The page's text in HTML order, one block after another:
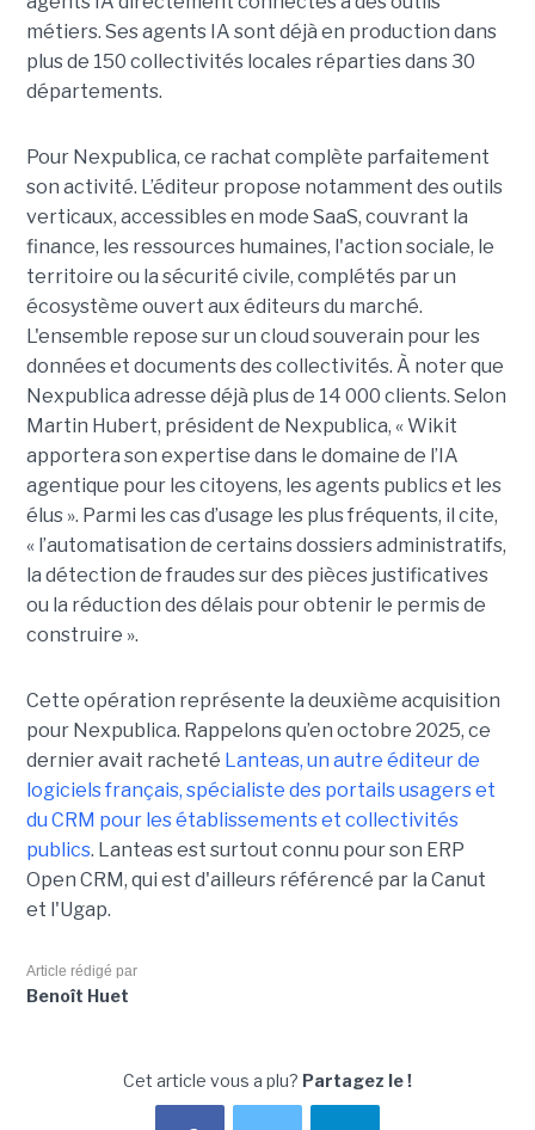
métiers. Ses agents IA sont déjà en production dans
plus de 150 collectivités locales réparties dans 30
départements.
Pour Nexpublica, ce rachat complète parfaitement
son activité. L’éditeur propose notamment des outils
verticaux, accessibles en mode SaaS, couvrant la
finance, les ressources humaines, l'action sociale, le
territoire ou la sécurité civile, complétés par un
écosystème ouvert aux éditeurs du marché.
L'ensemble repose sur un cloud souverain pour les
données et documents des collectivités. À noter que
Nexpublica adresse déjà plus de 14 000 clients. Selon
Martin Hubert, président de Nexpublica, « Wikit
apportera son expertise dans le domaine de l’IA
agentique pour les citoyens, les agents publics et les
élus ». Parmi les cas d’usage les plus fréquents, il cite,
« l’automatisation de certains dossiers administratifs,
la détection de fraudes sur des pièces justificatives
ou la réduction des délais pour obtenir le permis de
construire ».
Cette opération représente la deuxième acquisition
pour Nexpublica. Rappelons qu’en octobre 2025, ce
dernier avait racheté Lanteas, un autre éditeur de
logiciels français, spécialiste des portails usagers et
du CRM pour les établissements et collectivités
publics. Lanteas est surtout connu pour son ERP
Open CRM, qui est d'ailleurs référencé par la Canut
et l'Ugap.
Article rédigé par
Benoît Huet
Cet article vous a plu? Partagez le !